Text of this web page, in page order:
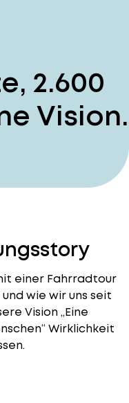
2.600
Vision.
einer Fahrradtour
wie wir uns seit
Vision „Eine
Wirklichkeit